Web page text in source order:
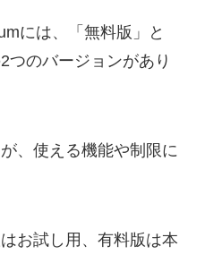
には、「無料版」と
つのバージョンがあり
、使える機能や制限に
お試し用、有料版は本